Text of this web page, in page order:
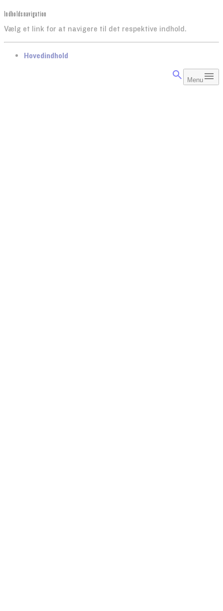
Indholdsnavigation
Vælg et link for at navigere til det respektive indhold.
gå til
Hovedindhold
Menu